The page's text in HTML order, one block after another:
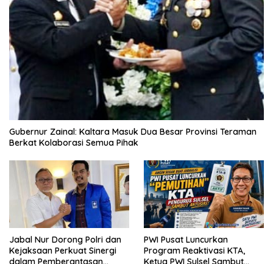
Gubernur Zainal: Kaltara Masuk Dua Besar Provinsi Teraman
Berkat Kolaborasi Semua Pihak
Jabal Nur Dorong Polri dan
Kejaksaan Perkuat Sinergi
dalam Pemberantasan
PWI Pusat Luncurkan
Program Reaktivasi KTA,
Ketua PWI Sulsel Sambut